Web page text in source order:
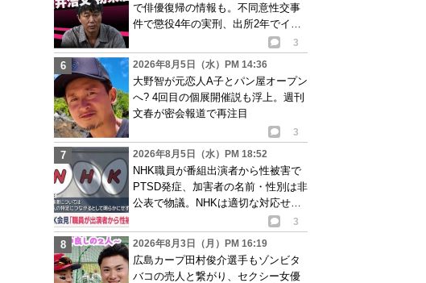
で俳優復帰の情報も。不同意性交事
件で懲役4年の実刑、出所2年でイベ
3
2026年8月5日（水）PM 14:36
大野智が元恋人A子とパン屋オープン
へ? 4回目の個展開催説も浮上。週刊
文春が密会報道で再注目
3
2026年8月5日（水）PM 18:52
NHK職員が番組出演者から性被害で
PTSD発症、加害者の名前・性別は非
公表で物議。NHKは適切な対応せず
3
2026年8月3日（月）PM 16:19
広島カープ田村俊介選手もゾンビタ
バコの売人と繋がり、セクシー女優